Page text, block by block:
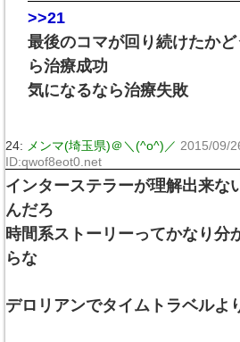
>>21
最後のコマが回り続けたか
ら治療成功
気になるなら治療失敗
24: メンマ(埼玉県)＠＼(^o^)／ 2015/09/
ID:qwof8eot0.net
インターステラーが理解出来な
んだろ
時間系ストーリーってかなり分
らな
デロリアンでタイムトラベルよ